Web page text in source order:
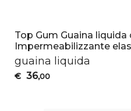
Top Gum Guaina
Impermeabilizzante
guaina liquida
€ 36,00